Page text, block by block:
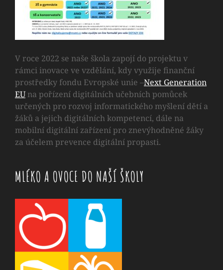
V roce 2022 se naše škola zapojí do projektu v
rámci inovace ve vzdělání, kdy využije finanční
prostředky fondu Evropské unie –Next Generation
EUna pořízení digitálních učebních pomůcek
určených pro rozvoj informatického myšlení dětí a
žáků a jejich digitálních kompetencí, dále na
mobilní digitální zařízení pro znevýhodněné žáky
za účelem prevence digitální propasti.
MLÉKO A OVOCE DO NAŠÍ ŠKOLY